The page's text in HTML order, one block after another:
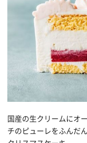
国産の生クリームにオ
チのピューレをふんだ